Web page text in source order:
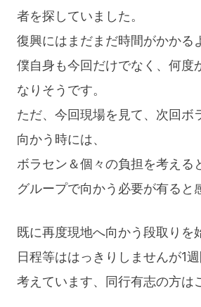
者を探していました。
復興にはまだまだ時間がかかる
僕自身も今回だけでなく、何度
なりそうです。
ただ、今回現場を見て、次回ボ
向かう時には、
ボラセン＆個々の負担を考える
グループで向かう必要が有ると
既に再度現地へ向かう段取りを
日程等ははっきりしませんが1
考えています、同行有志の方は